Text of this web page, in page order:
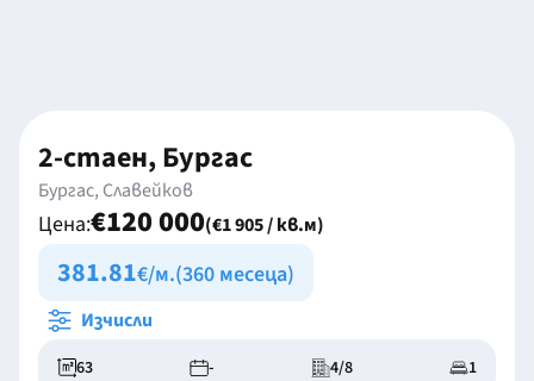
2-стаен, Бургас
Бургас, Славейков
Цена:€120 000(€1 905 / кв.м)
381.81€/м.(360 месеца)
Изчисли
63 - 4/8 1